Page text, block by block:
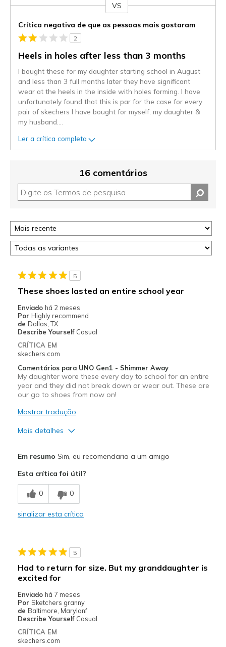
VS
Crítica negativa de que as pessoas mais gostaram
2
Heels in holes after less than 3 months
I bought these for my daughter starting school in August
and less than 3 full months later they have significant
wear at the heels in the inside with holes forming. I have
unfortunately found that this is par for the case for every
pair of skechers I have bought for myself, my daughter &
my husband.
Ler a crítica completa
16 comentários
5
These shoes lasted an entire school year
Enviado há 2 meses
Por Highly recommend
de Dallas, TX
Describe Yourself Casual
CRÍTICA EM
skechers.com
Comentários para UNO Gen1 - Shimmer Away
My daughter wore these every day to school for an entire
year and they did not break down or wear out. These are
our go to shoes from now on!
Mostrar tradução
Mais detalhes
Breathe Well
Comfortable
School shoes
Width
Feels true to width
Sizing
Feels true to size
Em resumo Sim, eu recomendaria a um amigo
Esta crítica foi útil?
0 0
sinalizar esta crítica
5
Had to return for size. But my granddaughter is
excited for
Enviado há 7 meses
Por Sketchers granny
de Baltimore, Marylanf
Describe Yourself Casual
CRÍTICA EM
skechers.com